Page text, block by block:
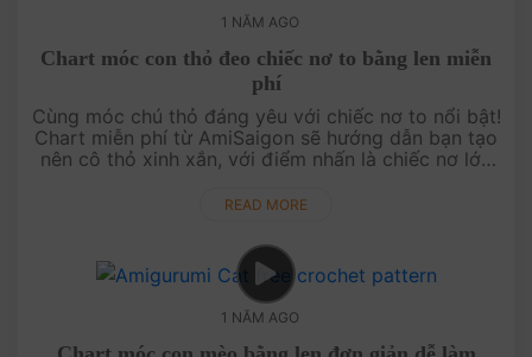
1 NĂM AGO
Chart móc con thỏ đeo chiếc nơ to bằng len miễn
phí
Cùng móc chú thỏ đáng yêu với chiếc nơ to nổi bật!
Chart miễn phí từ AmiSaigon sẽ hướng dẫn bạn tạo
nên cô thỏ xinh xắn, với điểm nhấn là chiếc nơ lớn
ngôi nhà của bạ....
READ MORE
1 NĂM AGO